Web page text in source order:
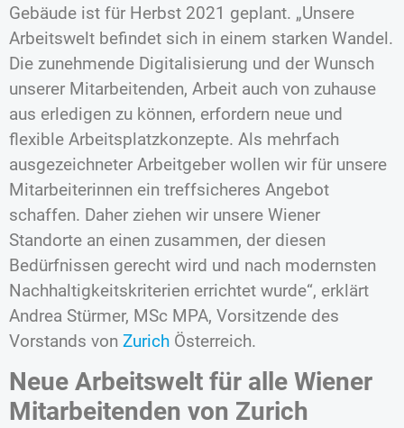
Gebäude ist für Herbst 2021 geplant. „Unsere
Arbeitswelt befindet sich in einem starken Wandel.
Die zunehmende Digitalisierung und der Wunsch
unserer Mitarbeitenden, Arbeit auch von zuhause
aus erledigen zu können, erfordern neue und
flexible Arbeitsplatzkonzepte. Als mehrfach
ausgezeichneter Arbeitgeber wollen wir für unsere
Mitarbeiterinnen ein treffsicheres Angebot
schaffen. Daher ziehen wir unsere Wiener
Standorte an einen zusammen, der diesen
Bedürfnissen gerecht wird und nach modernsten
Nachhaltigkeitskriterien errichtet wurde“, erklärt
Andrea Stürmer, MSc MPA, Vorsitzende des
Vorstands von Zurich Österreich.
Neue Arbeitswelt für alle Wiener
Mitarbeitenden von Zurich